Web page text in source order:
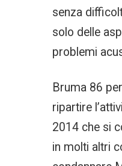
senza
solo delle
problemi
Bruma 86
ripartire
2014 che si
in molti altri